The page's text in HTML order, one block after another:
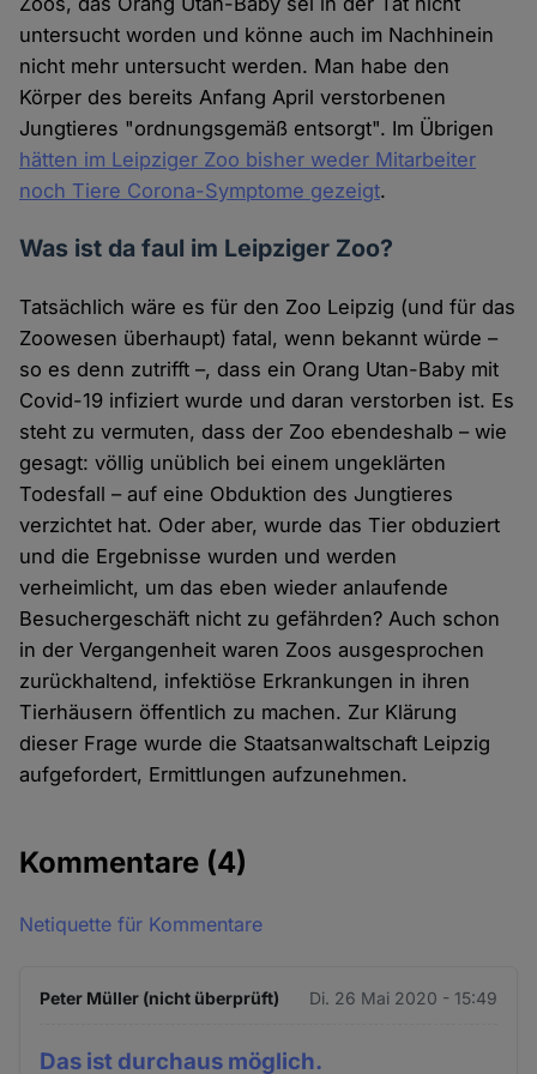
untersucht worden und könne auch im Nachhinein
nicht mehr untersucht werden. Man habe den
Körper des bereits Anfang April verstorbenen
Jungtieres "ordnungsgemäß entsorgt". Im Übrigen
hätten im Leipziger Zoo bisher weder Mitarbeiter
noch Tiere Corona-Symptome gezeigt.
Was ist da faul im Leipziger Zoo?
Tatsächlich wäre es für den Zoo Leipzig (und für das
Zoowesen überhaupt) fatal, wenn bekannt würde –
so es denn zutrifft –, dass ein Orang Utan-Baby mit
Covid-19 infiziert wurde und daran verstorben ist. Es
steht zu vermuten, dass der Zoo ebendeshalb – wie
gesagt: völlig unüblich bei einem ungeklärten
Todesfall – auf eine Obduktion des Jungtieres
verzichtet hat. Oder aber, wurde das Tier obduziert
und die Ergebnisse wurden und werden
verheimlicht, um das eben wieder anlaufende
Besuchergeschäft nicht zu gefährden? Auch schon
in der Vergangenheit waren Zoos ausgesprochen
zurückhaltend, infektiöse Erkrankungen in ihren
Tierhäusern öffentlich zu machen. Zur Klärung
dieser Frage wurde die Staatsanwaltschaft Leipzig
aufgefordert, Ermittlungen aufzunehmen.
Kommentare (4)
Netiquette für Kommentare
Peter Müller (nicht überprüft) Di. 26 Mai 2020 - 15:49
Das ist durchaus möglich.